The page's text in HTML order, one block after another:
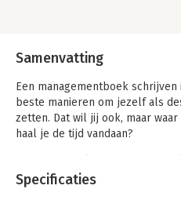
Samenvatting
Een managementboek
beste manieren om jezelf als
zetten. Dat wil jij ook, maar
haal je de tijd vandaan?
deed de lezer het zelf wel.
zal het je lukken. Hoe je een
Specificaties